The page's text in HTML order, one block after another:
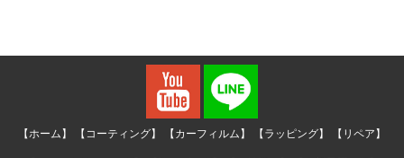
【ホーム】 【コーティング】 【カーフィルム】 【ラッピング】 【リペア】